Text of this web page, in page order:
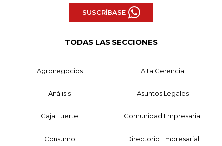
SUSCRÍBASE
TODAS LAS SECCIONES
Agronegocios Alta Gerencia
Análisis Asuntos Legales
Caja Fuerte Comunidad Empresarial
Consumo Directorio Empresarial